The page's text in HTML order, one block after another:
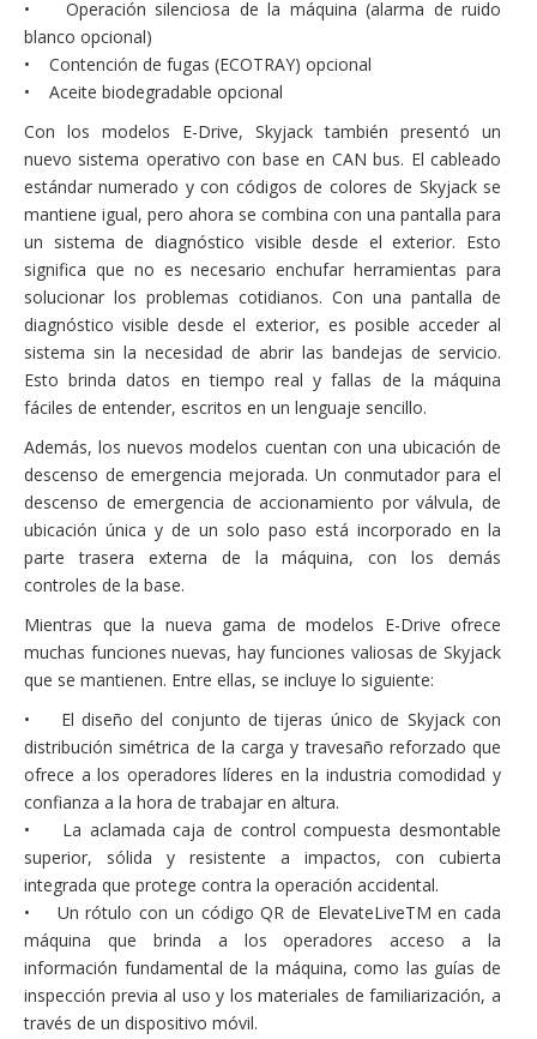
• Operación silenciosa de la máquina (alarma de ruido
blanco opcional)
• Contención de fugas (ECOTRAY) opcional
• Aceite biodegradable opcional
Con los modelos E-Drive, Skyjack también presentó un
nuevo sistema operativo con base en CAN bus. El cableado
estándar numerado y con códigos de colores de Skyjack se
mantiene igual, pero ahora se combina con una pantalla para
un sistema de diagnóstico visible desde el exterior. Esto
significa que no es necesario enchufar herramientas para
solucionar los problemas cotidianos. Con una pantalla de
diagnóstico visible desde el exterior, es posible acceder al
sistema sin la necesidad de abrir las bandejas de servicio.
Esto brinda datos en tiempo real y fallas de la máquina
fáciles de entender, escritos en un lenguaje sencillo.
Además, los nuevos modelos cuentan con una ubicación de
descenso de emergencia mejorada. Un conmutador para el
descenso de emergencia de accionamiento por válvula, de
ubicación única y de un solo paso está incorporado en la
parte trasera externa de la máquina, con los demás
controles de la base.
Mientras que la nueva gama de modelos E-Drive ofrece
muchas funciones nuevas, hay funciones valiosas de Skyjack
que se mantienen. Entre ellas, se incluye lo siguiente:
• El diseño del conjunto de tijeras único de Skyjack con
distribución simétrica de la carga y travesaño reforzado que
ofrece a los operadores líderes en la industria comodidad y
confianza a la hora de trabajar en altura.
• La aclamada caja de control compuesta desmontable
superior, sólida y resistente a impactos, con cubierta
integrada que protege contra la operación accidental.
• Un rótulo con un código QR de ElevateLiveTM en cada
máquina que brinda a los operadores acceso a la
información fundamental de la máquina, como las guías de
inspección previa al uso y los materiales de familiarización, a
través de un dispositivo móvil.